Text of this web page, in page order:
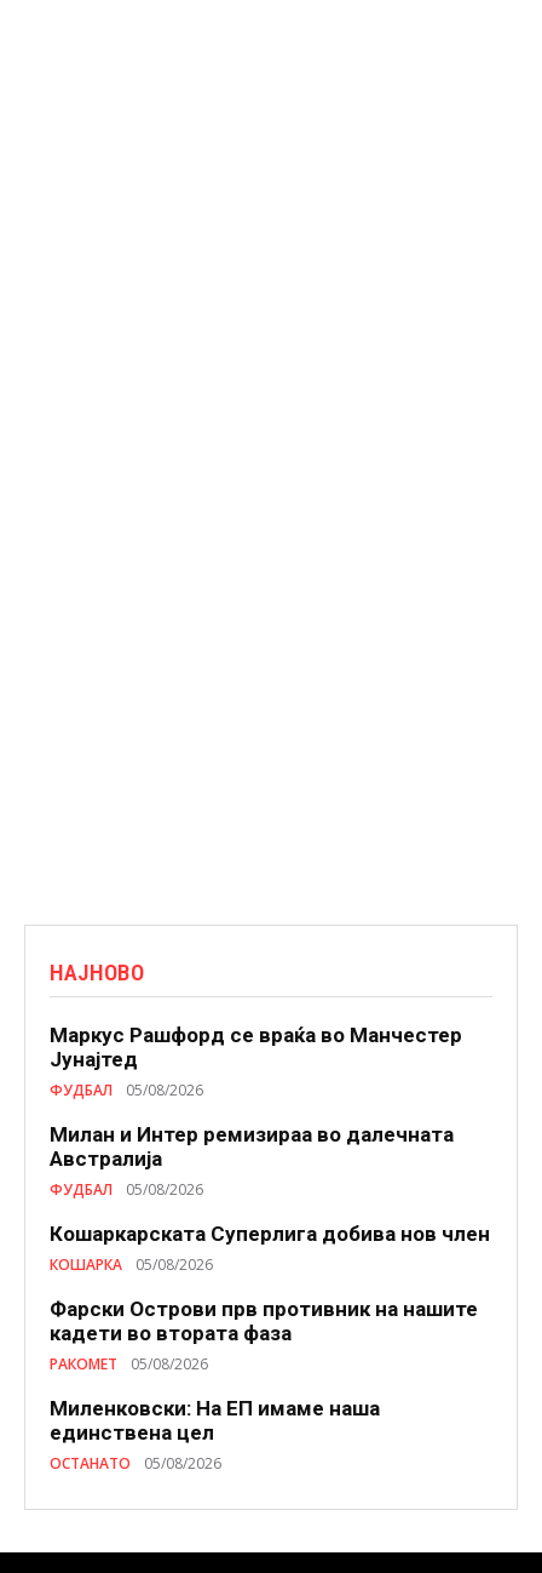
НАЈНОВО
Маркус Рашфорд се враќа во Манчестер
Јунајтед
ФУДБАЛ 05/08/2026
Милан и Интер ремизираа во далечната
Австралија
ФУДБАЛ 05/08/2026
Кошаркарската Суперлига добива нов член
КОШАРКА 05/08/2026
Фарски Острови прв противник на нашите
кадети во втората фаза
РАКОМЕТ 05/08/2026
Миленковски: На ЕП имаме наша
единствена цел
ОСТАНАТО 05/08/2026